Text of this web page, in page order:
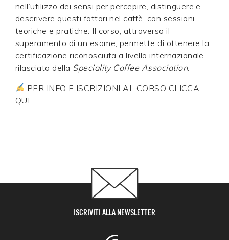
nell’utilizzo dei sensi per percepire, distinguere e
descrivere questi fattori nel caffè, con sessioni
teoriche e pratiche. Il corso, attraverso il
superamento di un esame, permette di ottenere la
certificazione riconosciuta a livello internazionale
rilasciata della Speciality Coffee Association.
PER INFO E ISCRIZIONI AL CORSO CLICCA
QUI
ISCRIVITI ALLA NEWSLETTER